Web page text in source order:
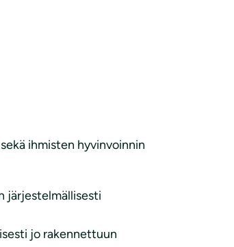
ihmisten hyvinvoinnin
järjestelmällisesti
jo rakennettuun